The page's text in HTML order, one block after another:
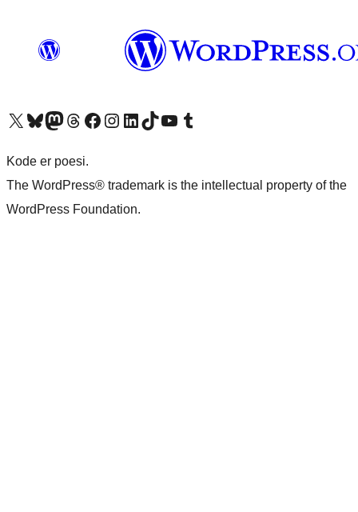
Besøg vores X (tidligere Twitter) konto
Besøg vores Bluesky-konto
Besøg vores Mastodon konto
Besøg vores Threads-konto
Besøg vores Facebook sideBesøg vores Instagram konto
Besøg vores LinkedIn konto
Besøg vores TikTok-konto
Besøg vores YouTube-kanalBesøg vores Tumblr-konto
Kode er poesi.
The WordPress® trademark is the intellectual property of the
WordPress Foundation.